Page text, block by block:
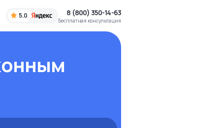
5.0 8 (800) 350-14-63
Бесплатная консультация